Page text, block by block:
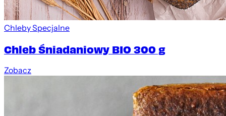
Chleby Specjalne
Chleb Śniadaniowy BIO 300 g
Zobacz